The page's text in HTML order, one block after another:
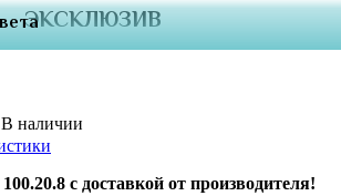
ЭКСКЛЮЗИВ
В наличии
с доставкой от производителя!